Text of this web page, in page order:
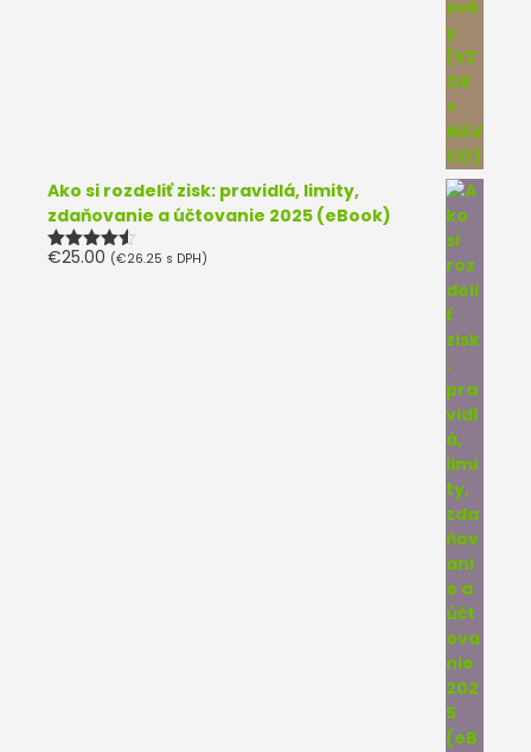
Ako si rozdeliť zisk: pravidlá, limity,
zdaňovanie a účtovanie 2025 (eBook)
Hodnotenie
€25.00 (€26.25 s DPH)